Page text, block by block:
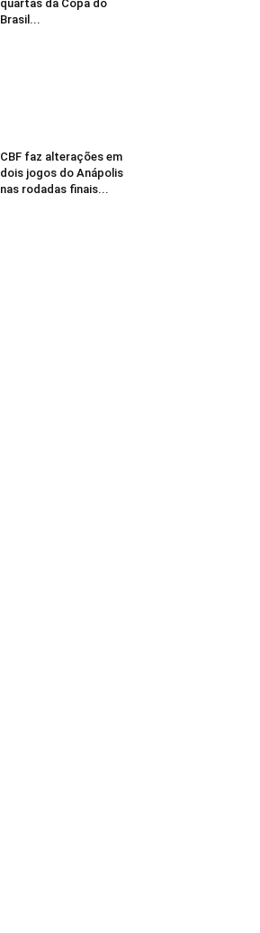
quartas da Copa do
Brasil...
CBF faz alterações em
dois jogos do Anápolis
nas rodadas finais...